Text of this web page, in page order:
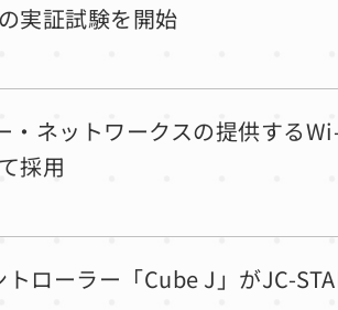
実証試験を開始
ネットワークスの提供する
採用
ローラー「Cube J」がJC-